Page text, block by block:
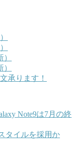
承ります！
Note9は7月の終
タイルを採用か